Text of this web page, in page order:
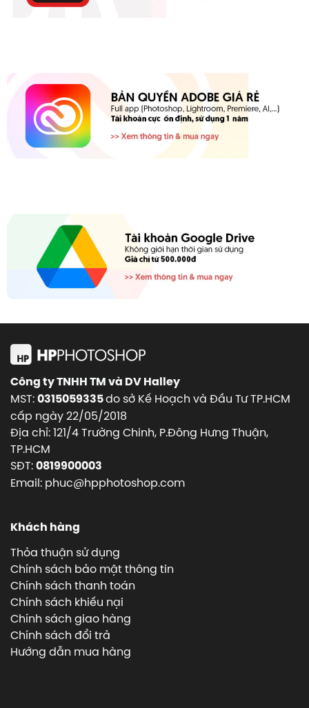
Công ty TNHH TM và DV Halley
MST:0315059335do sở Kế Hoạch và Đầu Tư TP.HCM
cấp ngày 22/05/2018
Địa chỉ: 121/4 Trường Chinh, P.Đông Hưng Thuận,
TP.HCM
SĐT:0819900003
Email: phuc@hpphotoshop.com
Khách hàng
Thỏa thuận sử dụng
Chính sách bảo mật thông tin
Chính sách thanh toán
Chính sách khiếu nại
Chính sách giao hàng
Chính sách đổi trả
Hướng dẫn mua hàng